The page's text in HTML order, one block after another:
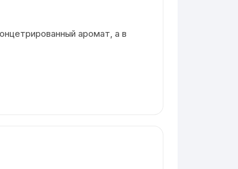
аромат, а в